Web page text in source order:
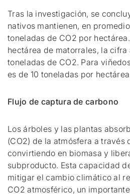
Tras la investigación, se
nativos mantienen, en
toneladas de CO2 por
hectárea de matorrales, la cifra
toneladas de CO2. Para
es de 10 toneladas por
Flujo de captura de carbono
Los árboles y las plantas
(CO2) de la atmósfera a través
convirtiendo en biomasa y
subproducto. Esta capacidad
mitigar el cambio climático al
CO2 atmosférico, un